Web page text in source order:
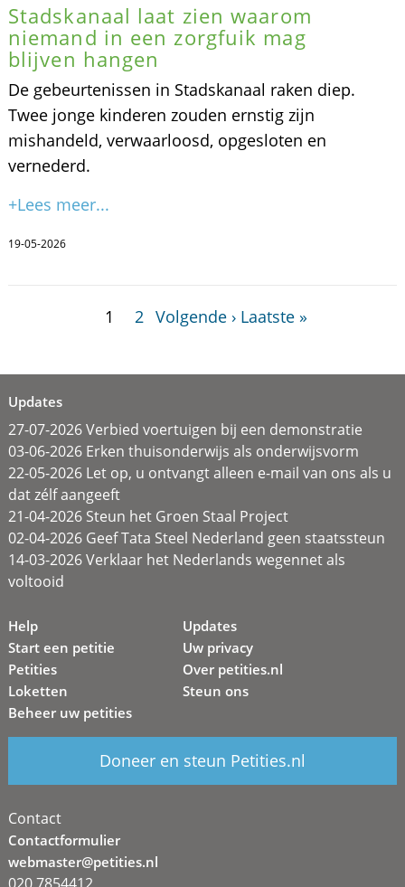
Stadskanaal laat zien waarom
niemand in een zorgfuik mag
blijven hangen
De gebeurtenissen in Stadskanaal raken diep.
Twee jonge kinderen zouden ernstig zijn
mishandeld, verwaarloosd, opgesloten en
vernederd.
+Lees meer...
19-05-2026
1 2 Volgende › Laatste »
Updates
27-07-2026 Verbied voertuigen bij een demonstratie
03-06-2026 Erken thuisonderwijs als onderwijsvorm
22-05-2026 Let op, u ontvangt alleen e-mail van ons als u
dat zélf aangeeft
21-04-2026 Steun het Groen Staal Project
02-04-2026 Geef Tata Steel Nederland geen staatssteun
14-03-2026 Verklaar het Nederlands wegennet als
voltooid
Help
Start een petitie
Petities
Loketten
Beheer uw petities
Updates
Uw privacy
Over petities.nl
Steun ons
Doneer en steun Petities.nl
Contact
Contactformulier
webmaster@petities.nl